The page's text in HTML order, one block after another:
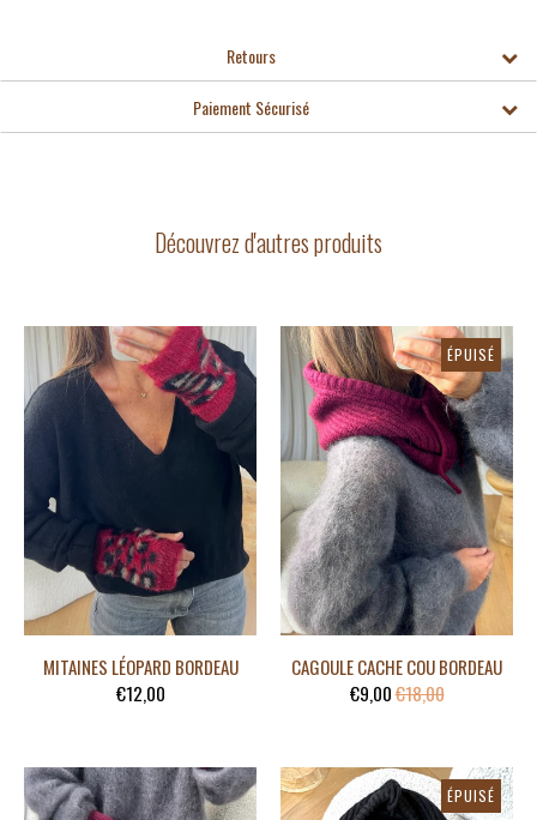
Retours
Paiement Sécurisé
Découvrez d'autres produits
MITAINES LÉOPARD BORDEAU
€12,00
-50%
ÉPUISÉ
CAGOULE CACHE COU BORDEAU
€9,00€18,00
-50%
ÉPUISÉ